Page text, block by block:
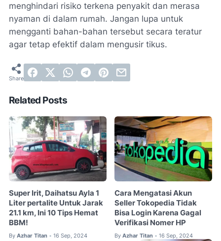
menghindari risiko terkena penyakit dan merasa
nyaman di dalam rumah. Jangan lupa untuk
mengganti bahan-bahan tersebut secara teratur
agar tetap efektif dalam mengusir tikus.
Related Posts
Super Irit, Daihatsu Ayla 1
Liter pertalite Untuk Jarak
21.1 km, Ini 10 Tips Hemat
BBM!
By Azhar Titan • 16 Sep, 2024
Cara Mengatasi Akun
Seller Tokopedia Tidak
Bisa Login Karena Gagal
Verifikasi Nomer HP
By Azhar Titan • 16 Sep, 2024